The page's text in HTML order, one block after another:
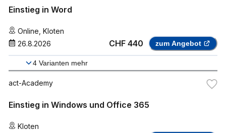
Einstieg in Word
Online Kloten
26.8.2026
CHF 440 zum Angebot
4 Varianten mehr
act-Academy
Einstieg in Windows und Office 365
Kloten